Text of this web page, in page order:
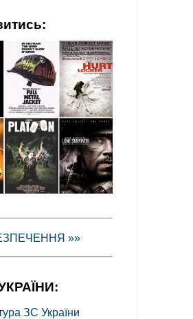
»»
ЗС України